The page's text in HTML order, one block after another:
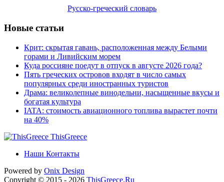
Русско-греческий словарь
Новые статьи
Крит: скрытая гавань, расположенная между Белыми
горами и Ливийским морем
Куда россияне поедут в отпуск в августе 2026 года?
Пять греческих островов входят в число самых
популярных среди иностранных туристов
Драма: великолепные винодельни, насыщенные вкусы и
богатая культура
IATA: стоимость авиационного топлива вырастет почти
на 40%
ThisGreece
Наши Контакты
Powered by Onix Design
Copyright © 2015 - 2026 ThisGreece.Ru